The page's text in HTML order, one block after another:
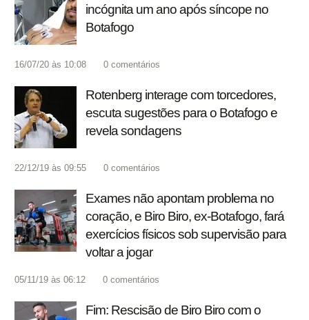
incógnita um ano após síncope no
Botafogo
16/07/20 às 10:08 0 comentários
Rotenberg interage com torcedores,
escuta sugestões para o Botafogo e
revela sondagens
22/12/19 às 09:55 0 comentários
Exames não apontam problema no
coração, e Biro Biro, ex-Botafogo, fará
exercícios físicos sob supervisão para
voltar a jogar
05/11/19 às 06:12 0 comentários
Fim: Rescisão de Biro Biro com o